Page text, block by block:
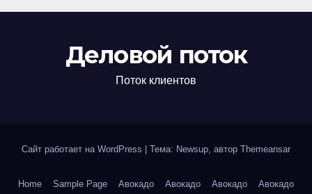
Деловой поток
Поток клиентов
Сайт работает на WordPress Тема: Newsup, автор Themeansar
Home Sample Page Авокадо Авокадо Авокадо Авокадо